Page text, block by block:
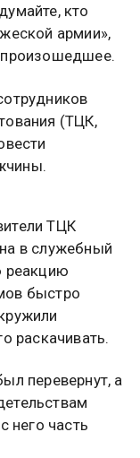
кто
армии»,
произошедшее.
(ТЦК,
ТЦК
в служебный
реакцию
быстро
раскачивать.
перевернут, а
него часть